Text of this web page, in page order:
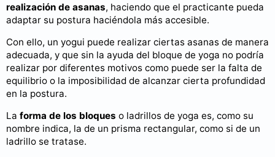
realización de asanas, haciendo que el practicante pueda
adaptar su postura haciéndola más accesible.
Con ello, un yogui puede realizar ciertas asanas de manera
adecuada, y que sin la ayuda del bloque de yoga no podría
realizar por diferentes motivos como puede ser la falta de
equilibrio o la imposibilidad de alcanzar cierta profundidad
en la postura.
La forma de los bloques o ladrillos de yoga es, como su
nombre indica, la de un prisma rectangular, como si de un
ladrillo se tratase.